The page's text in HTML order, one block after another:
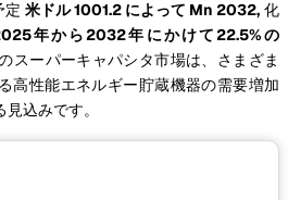
定 米ドル 1001.2 によって Mn 2032, 化
年から2032年にかけて22.5%の
スーパーキャパシタ市場は、さまざま
高性能エネルギー貯蔵機器の需要増加
込みです。